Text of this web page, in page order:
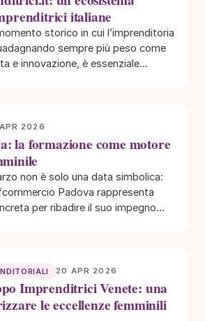
italiane
storico in cui l’imprenditoria
sempre più peso come
e innovazione, è essenziale
2026
la formazione come motore
non è solo una data simbolica:
Padova rappresenta
per ribadire il suo impegno
20 APR 2026
Imprenditrici Venete: una
le eccellenze femminili